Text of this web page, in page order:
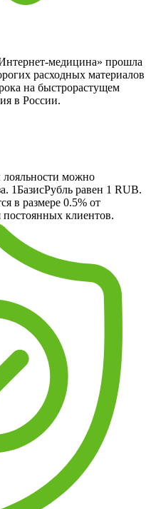
медицина» прошла
расходных материалов
на быстрорастущем
в России.
можно
1БазисРубль равен 1 RUB.
в размере 0.5% от
клиентов.